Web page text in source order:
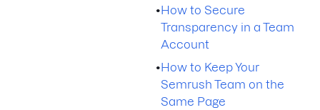
•How to Secure
Transparency in a Team
Account
•How to Keep Your
Semrush Team on the
Same Page